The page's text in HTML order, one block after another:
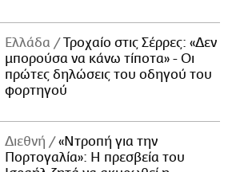
Ελλάδα
Τροχαίο στις Σέρρες: «Δεν
μπορούσα να κάνω τίποτα» - Οι
πρώτες δηλώσεις του οδηγού του
φορτηγού
Διεθνή
«Ντροπή για την
Πορτογαλία»: Η πρεσβεία του